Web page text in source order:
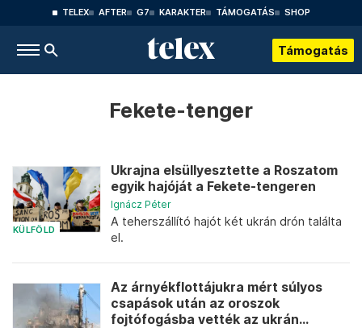
TELEX AFTER G7 KARAKTER TÁMOGATÁS SHOP
Támogatás
Fekete-tenger
KÜLFÖLD
Ukrajna elsüllyesztette a Roszatom
egyik hajóját a Fekete-tengeren
Ignácz Péter
A teherszállító hajót két ukrán drón találta
el.
Az árnyékflottájukra mért súlyos
csapások után az oroszok
fojtófogásba vették az ukrán...